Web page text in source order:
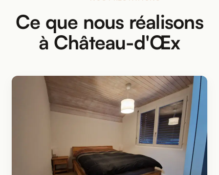
Ce que nous réalisons
à Château-d'Œx